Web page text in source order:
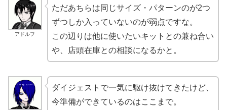
アドルフ
ただあちらは同じサイズ・パターンのが2つ
ずつしか入っていないのが弱点ですな。
この辺りは他に使いたいキットとの兼ね合い
や、店頭在庫との相談になるかと。
ダイジェストで一気に駆け抜けてきたけど、
今準備ができているのはここまで。